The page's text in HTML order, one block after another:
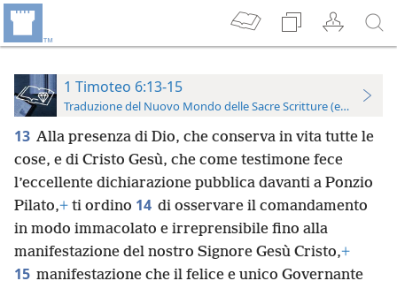
1 Timoteo 6:13-15
Traduzione del Nuovo Mondo delle Sacre Scritture (edizione
13 Alla presenza di Dio, che conserva in vita tutte le
cose, e di Cristo Gesù, che come testimone fece
l’eccellente dichiarazione pubblica davanti a Ponzio
Pilato,+ ti ordino 14 di osservare il comandamento
in modo immacolato e irreprensibile fino alla
manifestazione del nostro Signore Gesù Cristo,+
15 manifestazione che il felice e unico Governante